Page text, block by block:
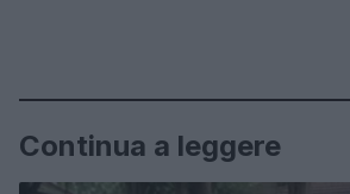
Continua a leggere